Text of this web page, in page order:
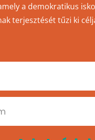
a demokratikus
terjesztését tűzi ki